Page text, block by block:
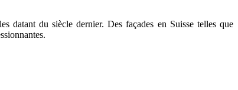
datant du siècle dernier. Des façades en Suisse telles que